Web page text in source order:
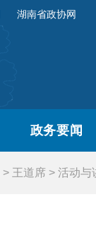
湖南省政协网
政务要闻
> 王道席 > 活动与